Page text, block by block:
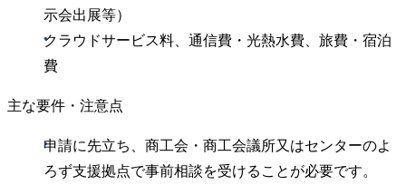
示会出展等）
クラウドサービス料、通信費・光熱水費、旅費・宿泊
費
主な要件・注意点
申請に先立ち、商工会・商工会議所又はセンターのよ
ろず支援拠点で事前相談を受けることが必要です。